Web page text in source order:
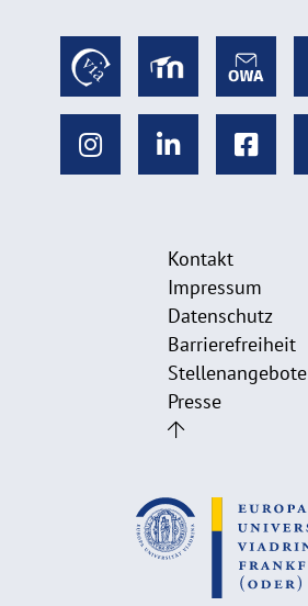
Kontakt
Impressum
Datenschutz
Barrierefreiheit
Stellenangebote
Presse